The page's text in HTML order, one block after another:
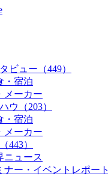
ビュー（449）
・宿泊
メーカー
ウ（203）
・宿泊
メーカー
443）
ニュース
ナー・イベントレポート